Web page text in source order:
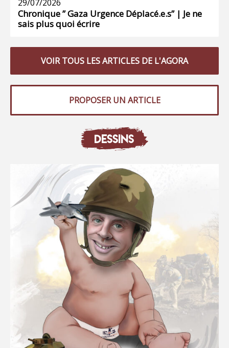
29/07/2026
Chronique ” Gaza Urgence Déplacé.e.s” | Je ne
sais plus quoi écrire
VOIR TOUS LES ARTICLES DE L'AGORA
PROPOSER UN ARTICLE
DESSINS